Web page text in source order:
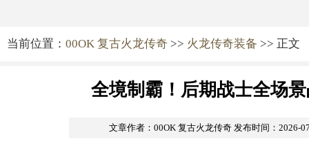
当前位置： 00OK 复古火龙传奇 >> 火龙传奇装备 >> 正文
全境制霸！后期战士全场
文章作者：00OK 复古火龙传奇 发布时间：2026-